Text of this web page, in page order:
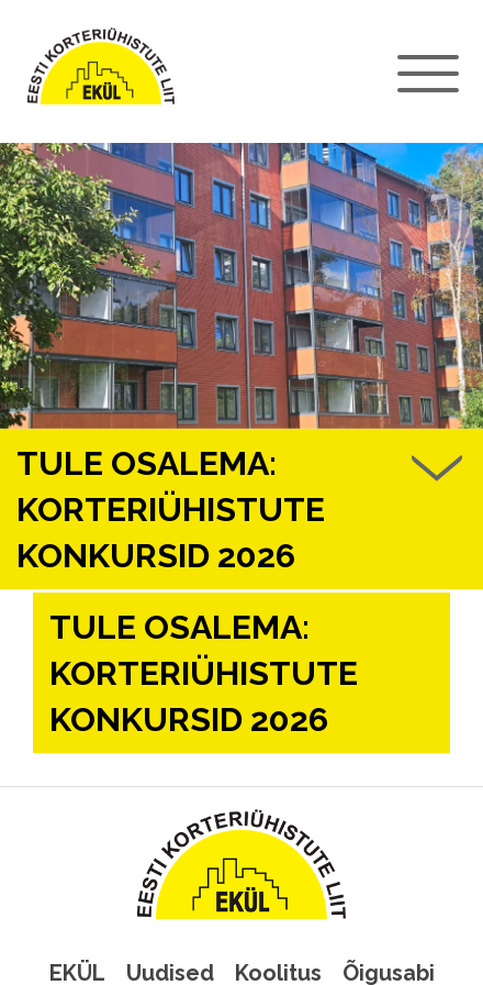
TULE OSALEMA:
KORTERIÜHISTUTE
KONKURSID 2026
TULE OSALEMA:
KORTERIÜHISTUTE
KONKURSID 2026
EKÜL Uudised Koolitus Õigusabi